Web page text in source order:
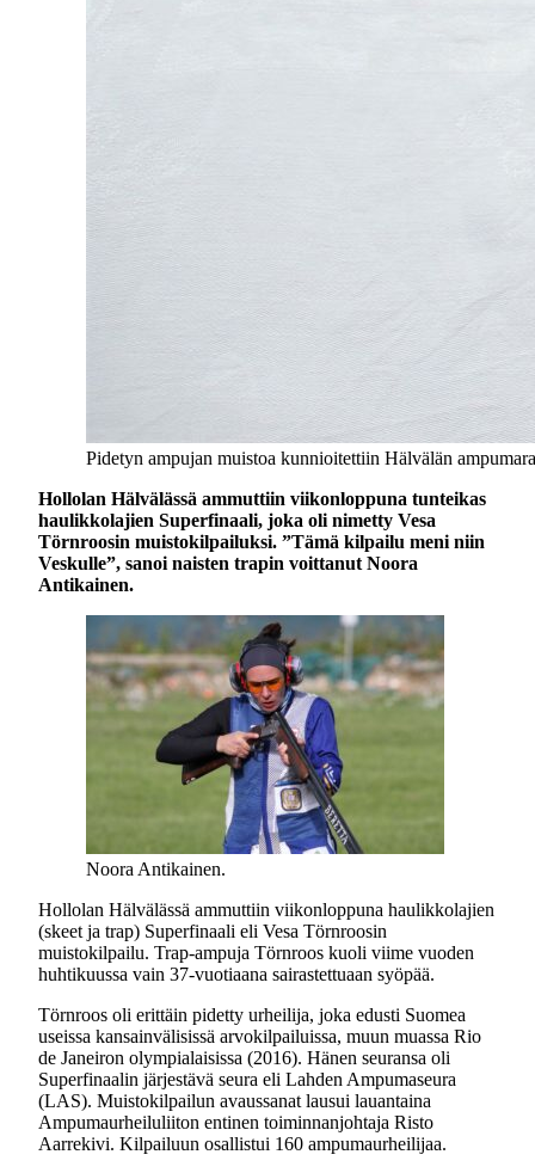
Pidetyn ampujan muistoa kunnioitettiin Hälvälän
Hollolan Hälvälässä ammuttiin viikonloppuna tunteikas
haulikkolajien Superfinaali, joka oli nimetty Vesa
Törnroosin muistokilpailuksi. ”Tämä kilpailu meni niin
Veskulle”, sanoi naisten trapin voittanut Noora
Antikainen.
Noora Antikainen.
Hollolan Hälvälässä ammuttiin viikonloppuna haulikkolajien
(skeet ja trap) Superfinaali eli Vesa Törnroosin
muistokilpailu. Trap-ampuja Törnroos kuoli viime vuoden
huhtikuussa vain 37-vuotiaana sairastettuaan syöpää.
Törnroos oli erittäin pidetty urheilija, joka edusti Suomea
useissa kansainvälisissä arvokilpailuissa, muun muassa Rio
de Janeiron olympialaisissa (2016). Hänen seuransa oli
Superfinaalin järjestävä seura eli Lahden Ampumaseura
(LAS). Muistokilpailun avaussanat lausui lauantaina
Ampumaurheiluliiton entinen toiminnanjohtaja Risto
Aarrekivi. Kilpailuun osallistui 160 ampumaurheilijaa.